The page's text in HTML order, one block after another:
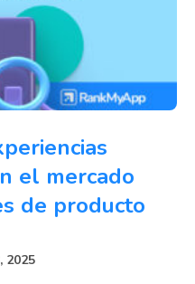
el mercado
de producto
2025